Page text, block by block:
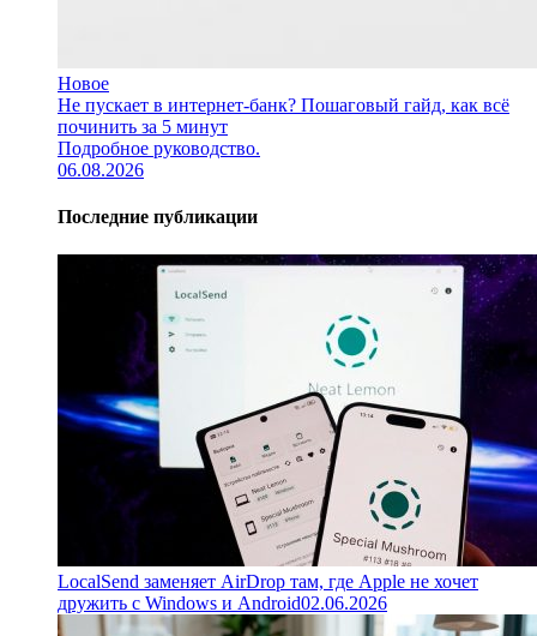
Новое
Не пускает в интернет-банк? Пошаговый гайд, как всё
починить за 5 минут
Подробное руководство.
06.08.2026
Последние публикации
LocalSend заменяет AirDrop там, где Apple не хочет
дружить с Windows и Android02.06.2026